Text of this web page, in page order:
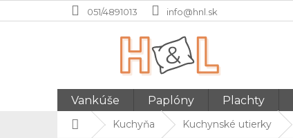
na
051/4891013 info@hnl.sk
Vankúše Paplóny Plachty
DomovKuchyňa Kuchynské utierky